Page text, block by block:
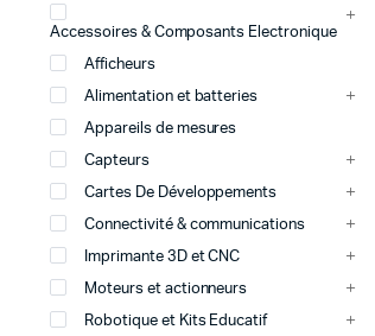
Accessoires & Composants Electronique
Afficheurs
Alimentation et batteries
Appareils de mesures
Capteurs
Cartes De Développements
Connectivité & communications
Imprimante 3D et CNC
Moteurs et actionneurs
Robotique et Kits Educatif